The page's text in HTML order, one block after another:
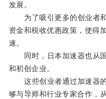
发展。
为了吸引更多的创业者和
资金和税收优惠政策，使得
速。
同时，日本加速器也从国
和初创企业。
这些创业者通过加速器的
够与导师和行业专家合作，